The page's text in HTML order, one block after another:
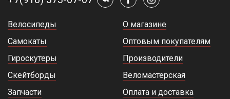
Велосипеды
Самокаты
Гироскутеры
Скейтборды
Запчасти
О магазине
Оптовым покупателям
Производители
Веломастерская
Оплата и доставка